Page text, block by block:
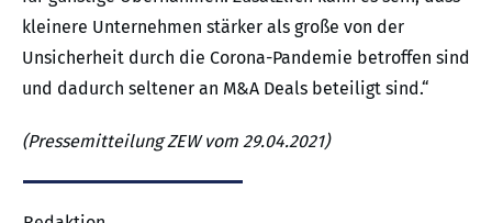
kleinere Unternehmen stärker als große von der
Unsicherheit durch die Corona-Pandemie betroffen sind
und dadurch seltener an M&A Deals beteiligt sind.“
(Pressemitteilung ZEW vom 29.04.2021)